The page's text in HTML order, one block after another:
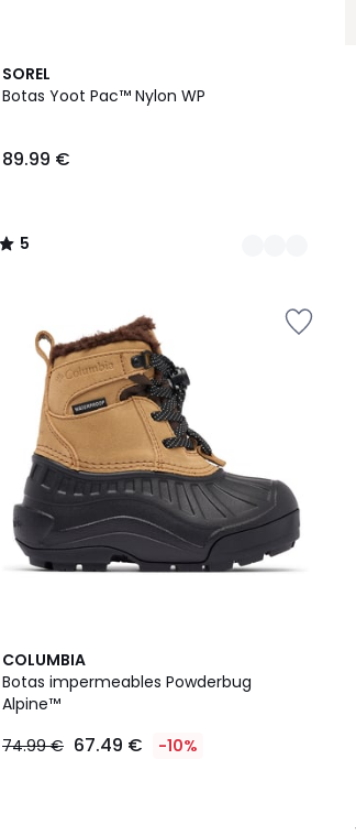
SOREL
Botas Yoot Pac™ Nylon WP
89.99 €
5
/
3
Colores
5
/
COLUMBIA
Botas impermeables Powderbug
Alpine™
74.99 € 67.49 € -10%